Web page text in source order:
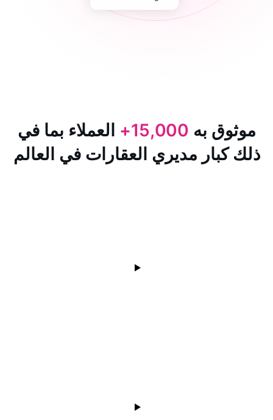
به15,000+ العملاء بما في
مديري العقارات في العالم